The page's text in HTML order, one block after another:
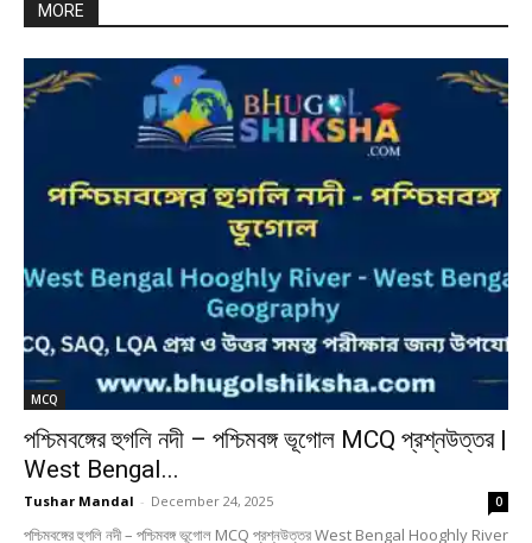
MORE
MCQ
পশ্চিমবঙ্গের হুগলি নদী – পশ্চিমবঙ্গ ভূগোল MCQ প্রশ্নউত্তর |
West Bengal...
Tushar Mandal - December 24, 2025 0
পশ্চিমবঙ্গের হুগলি নদী – পশ্চিমবঙ্গ ভূগোল MCQ প্রশ্নউত্তর West Bengal Hooghly River